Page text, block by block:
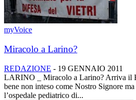
myVoice
Miracolo a Larino?
REDAZIONE - 19 GENNAIO 2011
LARINO _ Miracolo a Larino? Arriva il
bene non inteso come Nostro Signore
l’ospedale pediatrico di...